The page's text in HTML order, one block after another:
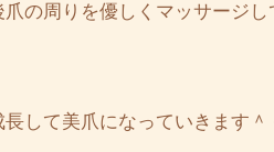
の周りを優しくマッサージし
して美爪になっていきます＾